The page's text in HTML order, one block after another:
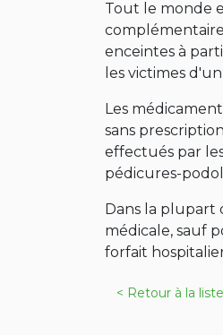
Tout le monde
complémentaire
enceintes à
les victimes
Les
sans
effectués par
pédicures-
Dans la plupart
médicale, sauf
forfait
< Retour à la